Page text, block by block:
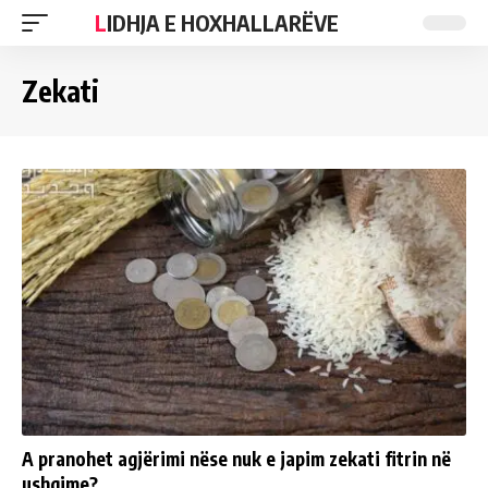
LIDHJA E HOXHALLARËVE
Zekati
A pranohet agjërimi nëse nuk e japim zekati fitrin në